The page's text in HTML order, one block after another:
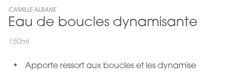
Skip
beginning
CAMILLE ALBANE
Eau de boucles dynamisante
150ml
Apporte ressort aux boucles et les dynamise